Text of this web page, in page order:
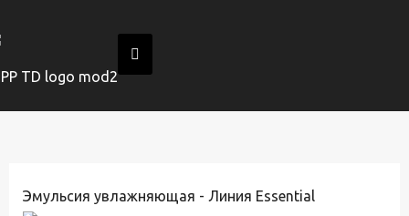
Эмульсия увлажняющая - Линия Essential